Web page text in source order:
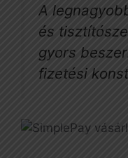
A
és
gyors
fizetési